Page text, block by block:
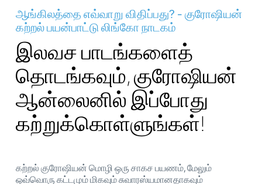
ஆங்கிலத்தை எவ்வாறு விதிப்பது? - குரோஷியன்
கற்றல் பயன்பாட்டு லிங்கோ நாடகம்
இலவச பாடங்களைத்
தொடங்கவும், குரோஷியன்
ஆன்லைனில் இப்போது
கற்றுக்கொள்ளுங்கள்!
கற்றல் குரோஷியன் மொழி ஒரு சாகச பயணம், மேலும்
ஒவ்வொரு கட்டமும் மிகவும் சுவாரஸ்யமானதாகவும்